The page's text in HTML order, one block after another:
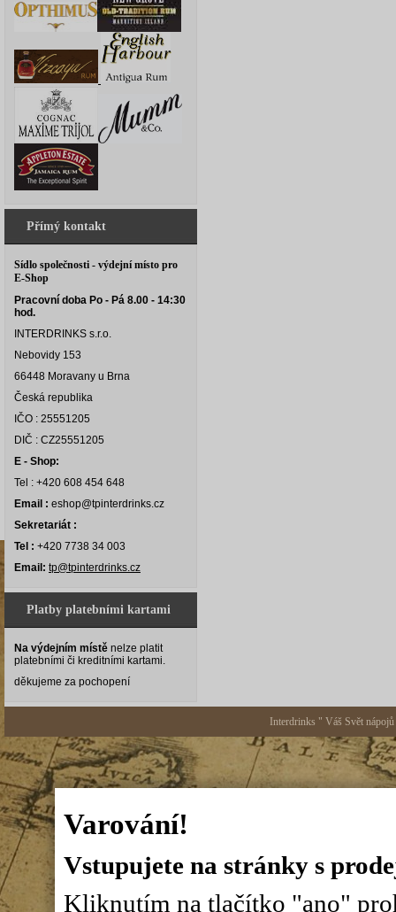
Přímý kontakt
Sídlo společnosti - výdejní místo pro
E-Shop
Pracovní doba Po - Pá 8.00 - 14:30
hod.
INTERDRINKS s.r.o.
Nebovidy 153
66448 Moravany u Brna
Česká republika
IČO : 25551205
DIČ : CZ25551205
E - Shop:
Tel : +420 608 454 648
Email : eshop@tpinterdrinks.cz
Sekretariát :
Tel : +420 7738 34 003
Email: tp@tpinterdrinks.cz
Platby platebními kartami
Na výdejním místě nelze platit
platebními či kreditními kartami.
děkujeme za pochopení
Interdrinks " Váš Svět
Varování!
Vstupujete na stránky s
Kliknutím na tlačítko "ano"